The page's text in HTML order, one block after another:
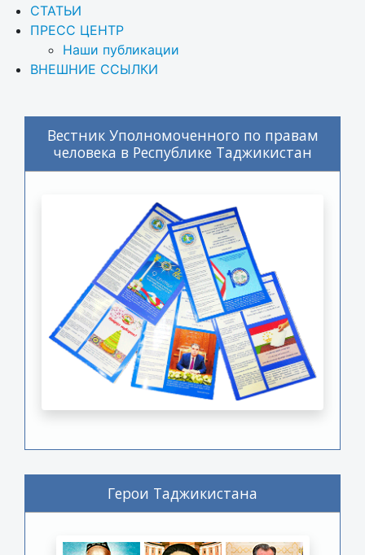
СТАТЬИ
ПРЕСС ЦЕНТР
Наши публикации
ВНЕШНИЕ ССЫЛКИ
Вестник Уполномоченного по правам
человека в Республике Таджикистан
Герои Таджикистана